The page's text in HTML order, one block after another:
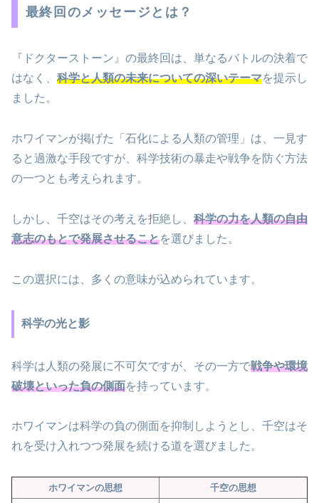
最終回のメッセージとは？
『ドクターストーン』の最終回は、単なるバトルの決着で
はなく、 科学と人類の未来についての深いテーマを提示し
ました。
ホワイマンが掲げた「石化による人類の管理」は、一見す
ると過激な手段ですが、科学技術の暴走や戦争を防ぐ方法
の一つとも考えられます。
しかし、千空はその考えを拒絶し、 科学の力を人類の自由
意志のもとで発展させることを選びました。
この選択には、多くの意味が込められています。
科学の光と影
科学は人類の発展に不可欠ですが、その一方で戦争や環境
破壊といった負の側面を持っています。
ホワイマンは科学の負の側面を抑制しようとし、千空はそ
れを受け入れつつ発展を続ける道を選びました。
ホワイマンの思想
千空の思想